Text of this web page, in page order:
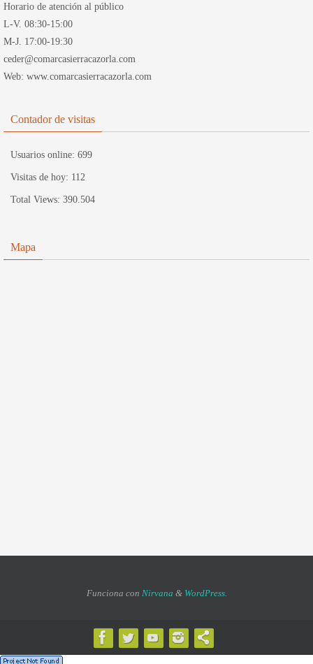
Horario de atención al público
L-V. 08:30-15:00
M-J. 17:00-19:30
ceder@comarcasierracazorla.com
Web: www.comarcasierracazorla.com
Contador de visitas
Usuarios online: 699
Visitas de hoy: 112
Total Views: 390.504
Mapa
Funciona con Nirvana & WordPress.